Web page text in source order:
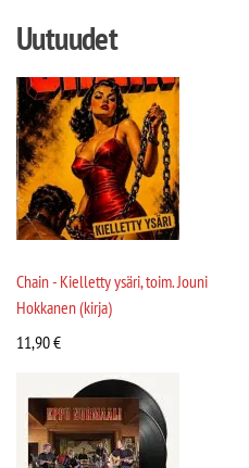
Uutuudet
Chain - Kielletty ysäri, toim. Jouni
Hokkanen (kirja)
11,90€